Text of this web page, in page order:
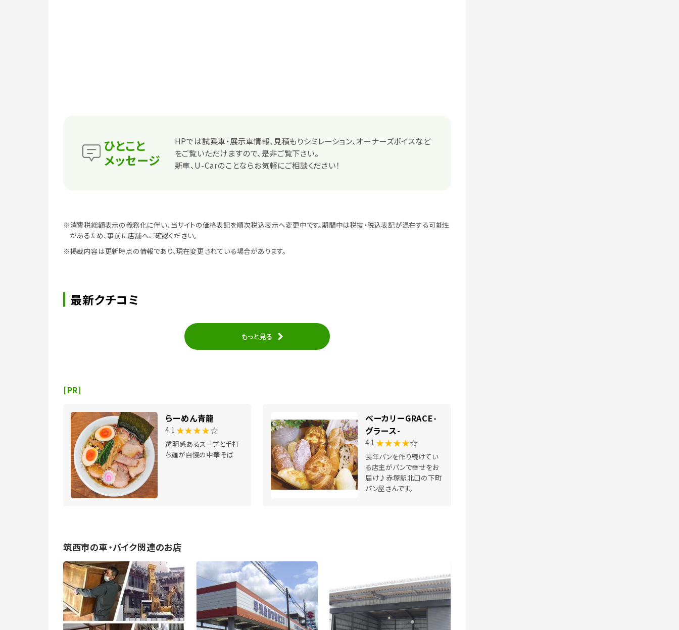
ひとこと
メッセージ
HPでは試乗車・展示車情報、見積もりシミレーション、オーナーズボイスなど
をご覧いただけますので、是非ご覧下さい。
新車、U-Carのことならお気軽にご相談ください！
※消費税総額表示の義務化に伴い、当サイトの価格表記を順次税込表示へ変更中です。期間中は税抜・税込表記が混在する可能性
があるため、事前に店舗へご確認ください。
※掲載内容は更新時点の情報であり、現在変更されている場合があります。
最新クチコミ
もっと見る
[PR]
らーめん青龍
4.1 ★★★★☆
透明感あるスープと手打
ち麺が自慢の中華そば
ベーカリーGRACE-
グラース-
4.1 ★★★★☆
長年パンを作り続けてい
る店主がパンで幸せをお
届け♪赤塚駅北口の下町
パン屋さんです。
筑西市の車・バイク関連のお店